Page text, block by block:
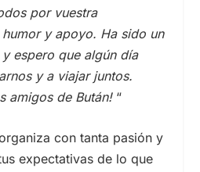
por vuestra
y apoyo. Ha sido un
espero que algún día
y a viajar juntos.
amigos de Bután! “
con tanta pasión y
expectativas de lo que